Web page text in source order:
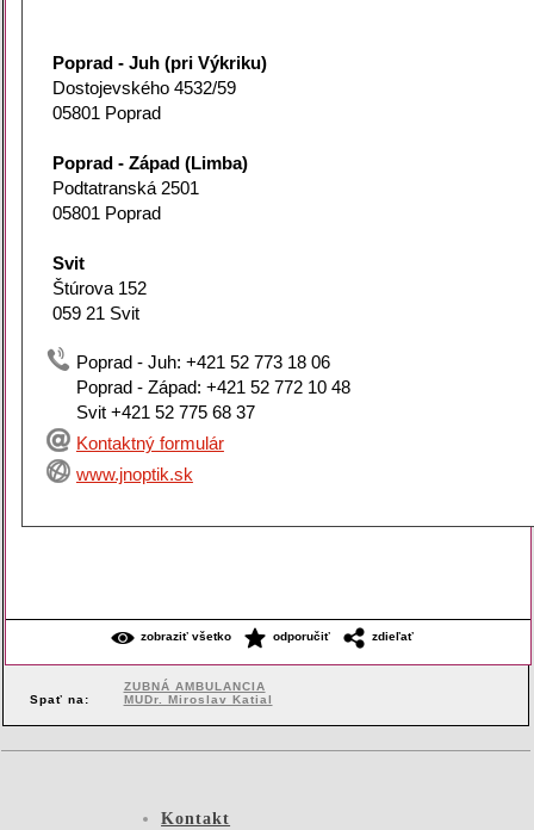
Spať na:
ZUBNÁ AMBULANCIA
MUDr. Miroslav Katial
Poprad - Juh (pri Výkriku)
Dostojevského 4532/59
05801 Poprad
Poprad - Západ (Limba)
Podtatranská 2501
05801 Poprad
Svit
Štúrova 152
059 21 Svit
Poprad - Juh: +421 52 773 18 06
Poprad - Západ: +421 52 772 10 48
Svit +421 52 775 68 37
Kontaktný formulár
www.jnoptik.sk
zobraziť všetko odporučiť zdieľať
Kontakt